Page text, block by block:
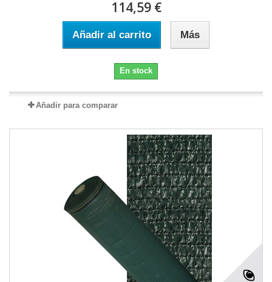
114,59 €
Añadir al carrito Más
En stock
Añadir para comparar